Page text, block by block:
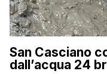
San Casciano
dall’acqua 24